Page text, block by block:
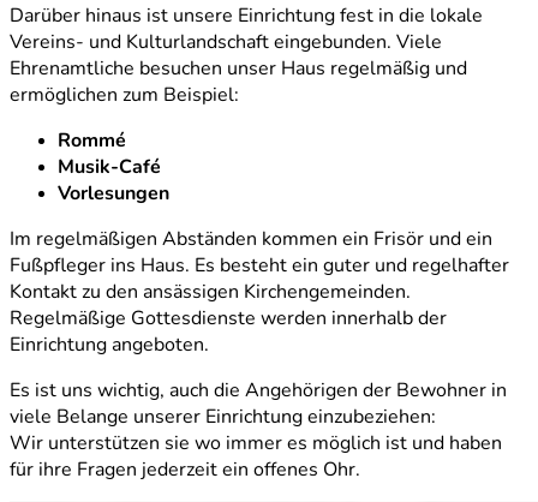
Darüber hinaus ist unsere Einrichtung fest in die lokale
Vereins- und Kulturlandschaft eingebunden. Viele
Ehrenamtliche besuchen unser Haus regelmäßig und
ermöglichen zum Beispiel:
Rommé
Musik-Café
Vorlesungen
Im regelmäßigen Abständen kommen ein Frisör und ein
Fußpfleger ins Haus. Es besteht ein guter und regelhafter
Kontakt zu den ansässigen Kirchengemeinden.
Regelmäßige Gottesdienste werden innerhalb der
Einrichtung angeboten.
Es ist uns wichtig, auch die Angehörigen der Bewohner in
viele Belange unserer Einrichtung einzubeziehen:
Wir unterstützen sie wo immer es möglich ist und haben
für ihre Fragen jederzeit ein offenes Ohr.